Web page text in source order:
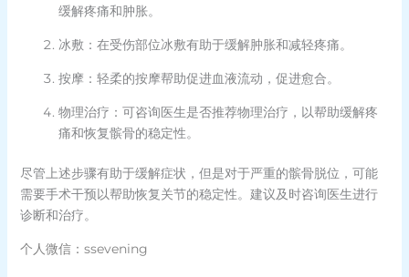
缓解疼痛和肿胀。
冰敷：在受伤部位冰敷有助于缓解肿胀和减轻疼痛。
按摩：轻柔的按摩帮助促进血液流动，促进愈合。
物理治疗：可咨询医生是否推荐物理治疗，以帮助缓解疼
痛和恢复髌骨的稳定性。
尽管上述步骤有助于缓解症状，但是对于严重的髌骨脱位，可能
需要手术干预以帮助恢复关节的稳定性。建议及时咨询医生进行
诊断和治疗。
个人微信：ssevening